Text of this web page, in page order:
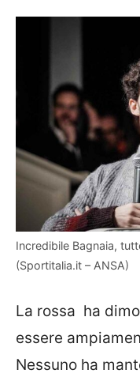
Incredibile Bagnaia,
(Sportitalia.it – ANSA)
La rossa ha
essere
Nessuno ha